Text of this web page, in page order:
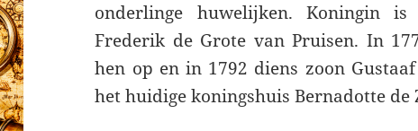
onderlinge huwelijken. Koningin
Frederik de Grote van Pruisen. In
hen op en in 1792 diens zoon
het huidige koningshuis Bernadotte de